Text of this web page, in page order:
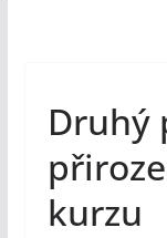
Druhý
kurzu